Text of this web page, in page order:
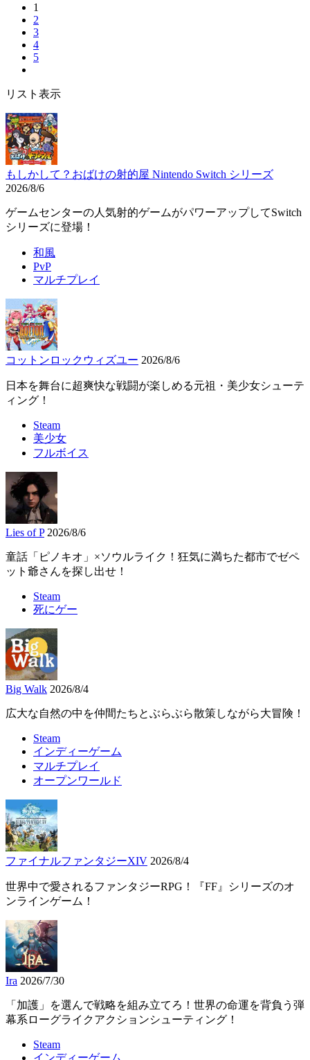
1
2
3
4
5
リスト表示
もしかして？おばけの射的屋 Nintendo Switch シリーズ
2026/8/6
ゲームセンターの人気射的ゲームがパワーアップしてSwitch
シリーズに登場！
和風
PvP
マルチプレイ
コットンロックウィズユー 2026/8/6
日本を舞台に超爽快な戦闘が楽しめる元祖・美少女シューテ
ィング！
Steam
美少女
フルボイス
Lies of P 2026/8/6
童話「ピノキオ」×ソウルライク！狂気に満ちた都市でゼペ
ット爺さんを探し出せ！
Steam
死にゲー
Big Walk 2026/8/4
広大な自然の中を仲間たちとぶらぶら散策しながら大冒険！
Steam
インディーゲーム
マルチプレイ
オープンワールド
ファイナルファンタジーXIV 2026/8/4
世界中で愛されるファンタジーRPG！『FF』シリーズのオ
ンラインゲーム！
Ira 2026/7/30
「加護」を選んで戦略を組み立てろ！世界の命運を背負う弾
幕系ローグライクアクションシューティング！
Steam
インディーゲーム